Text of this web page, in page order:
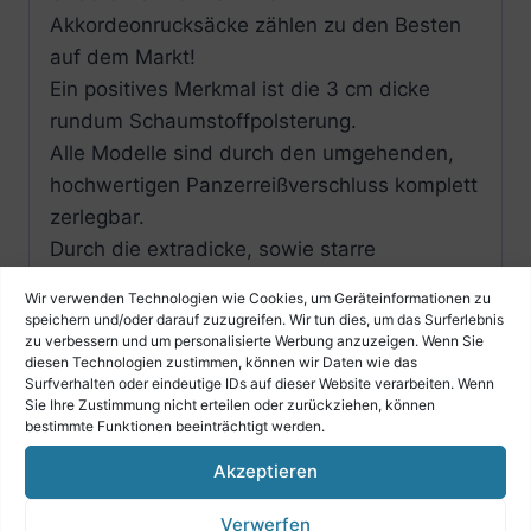
Wir verwenden Technologien wie Cookies, um Geräteinformationen zu
speichern und/oder darauf zuzugreifen. Wir tun dies, um das Surferlebnis
zu verbessern und um personalisierte Werbung anzuzeigen. Wenn Sie
diesen Technologien zustimmen, können wir Daten wie das
Surfverhalten oder eindeutige IDs auf dieser Website verarbeiten. Wenn
Sie Ihre Zustimmung nicht erteilen oder zurückziehen, können
bestimmte Funktionen beeinträchtigt werden.
Akzeptieren
Verwerfen
Akkordeonrucksäcke zählen zu den Besten
auf dem Markt!
Ein positives Merkmal ist die 3 cm dicke
rundum Schaumstoffpolsterung.
Alle Modelle sind durch den umgehenden,
hochwertigen Panzerreißverschluss komplett
zerlegbar.
Durch die extradicke, sowie starre
des in sich befindlichen Instrumentes..
Der Rucksack verfügt über zwei gut
gepolsterte, verstellbare Rucksackgurte
sowie einem Tragegriff aus Leder.
Die an der Frontseite befindliche
Zubehörtasche ist bestens für die
Aufbewahrung von Noten geeignet.